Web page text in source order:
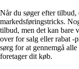
Når du søger efter
markedsføringstricks.
tilbud, men det kan bare
over for salg eller rabat -
sørg for at gennemgå
foretager dit køb.